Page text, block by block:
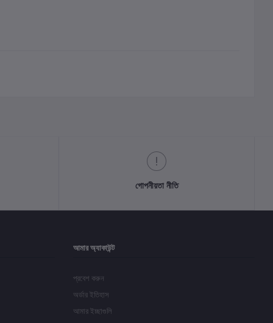
গোপনীয়তা নীতি
আমার অ্যাকাউন্ট
প্রবেশ করুন
অর্ডার ইতিহাস
আমার ইচ্ছাগুলি